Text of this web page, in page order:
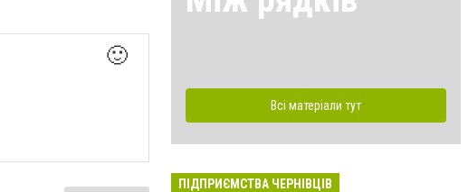
🙂
Всі матеріали тут
ПІДПРИЄМСТВА ЧЕРНІВЦІВ